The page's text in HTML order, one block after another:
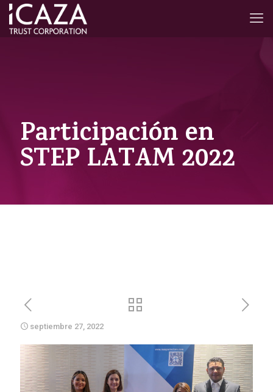
Participación en
STEP LATAM 2022
septiembre 27, 2022